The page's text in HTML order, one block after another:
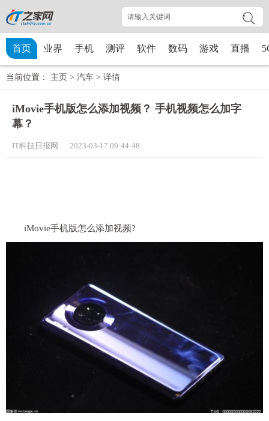
首页 业界 手机 测评 软件 数码 游戏 直播
当前位置： 主页 > 汽车 > 详情
iMovie手机版怎么添加视频？ 手机视频怎么加字
幕？
IT科技日报网 2023-03-17 09:44:48
iMovie手机版怎么添加视频?